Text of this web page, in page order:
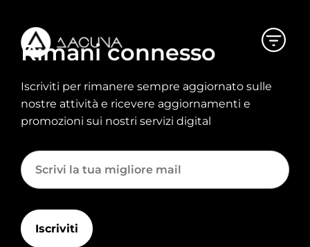
Rimani connesso
Iscriviti per rimanere sempre aggiornato sulle
nostre attività e ricevere aggiornamenti e
promozioni sui nostri servizi digital